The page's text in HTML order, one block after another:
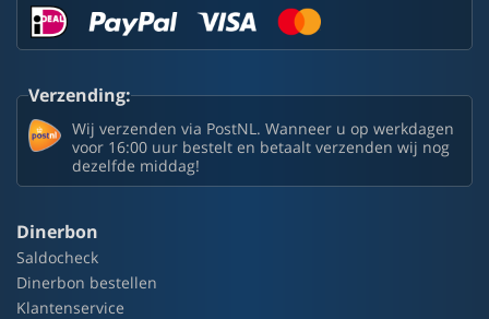
Verzending:
Wij verzenden via PostNL. Wanneer u op werkdagen
voor 16:00 uur bestelt en betaalt verzenden wij nog
dezelfde middag!
Dinerbon
Saldocheck
Dinerbon bestellen
Klantenservice